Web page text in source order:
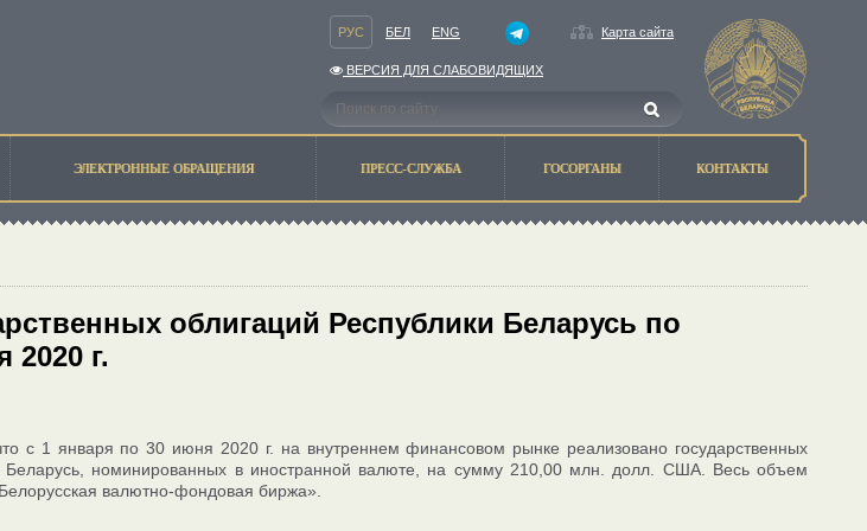
РУС БЕЛ ENG Карта сайта
ВЕРСИЯ ДЛЯ СЛАБОВИДЯЩИХ
ЭЛЕКТРОННЫЕ ОБРАЩЕНИЯ ПРЕСС-СЛУЖБА ГОСОРГАНЫ КОНТАКТЫ
облигаций Республики Беларусь по
г.
с 1 января по 30 июня 2020 г. на внутреннем финансовом рынке реализовано государственных
Беларусь, номинированных в иностранной валюте, на сумму 210,00 млн. долл. США. Весь объем
валютно-фондовая биржа».